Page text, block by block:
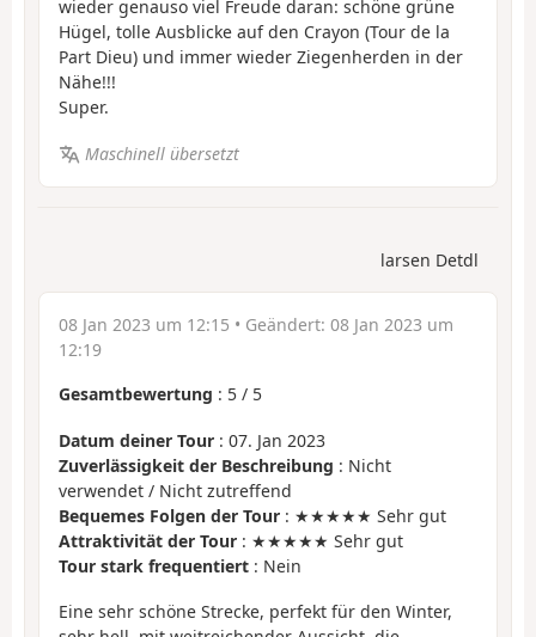
wieder genauso viel Freude daran: schöne grüne
Hügel, tolle Ausblicke auf den Crayon (Tour de la
Part Dieu) und immer wieder Ziegenherden in der
Nähe!!!
Super.
Maschinell übersetzt
larsen Detdl
08 Jan 2023 um 12:15 • Geändert: 08 Jan 2023 um
12:19
Gesamtbewertung : 5 / 5
Datum deiner Tour : 07. Jan 2023
Zuverlässigkeit der Beschreibung : Nicht
verwendet / Nicht zutreffend
Bequemes Folgen der Tour : ★★★★★ Sehr gut
Attraktivität der Tour : ★★★★★ Sehr gut
Tour stark frequentiert : Nein
Eine sehr schöne Strecke, perfekt für den Winter,